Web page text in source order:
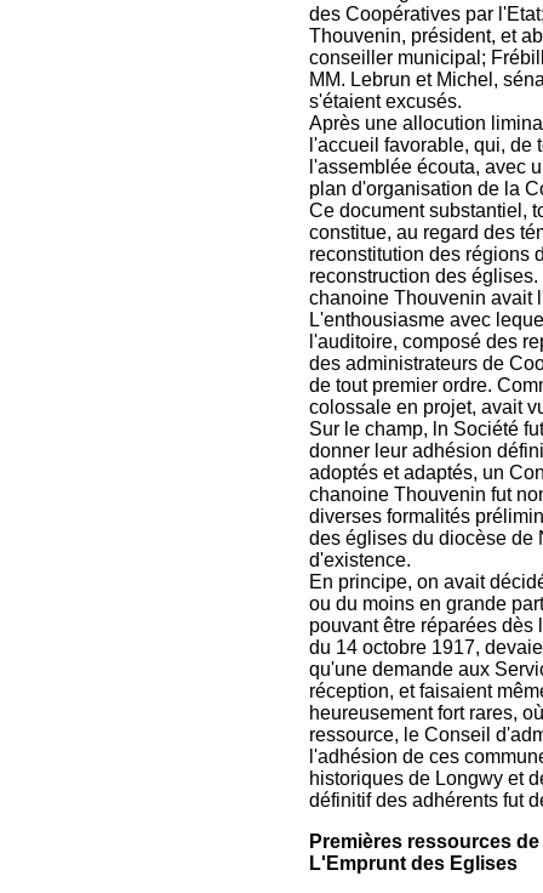
des Coopératives par
Thouvenin, président, et
conseiller municipal;
MM. Lebrun et Michel,
s'étaient excusés.
Après une allocution
l'accueil favorable, qui, de
l'assemblée écouta, avec
plan d'organisation de la
Ce document substantiel,
constitue, au regard des
reconstitution des régions
reconstruction des
chanoine Thouvenin avait
L'enthousiasme avec
l'auditoire, composé des
des administrateurs de
de tout premier ordre.
colossale en projet, avait
Sur le champ, ln Société
donner leur adhésion
adoptés et adaptés, un
chanoine Thouvenin fut
diverses formalités
des églises du diocèse de
d'existence.
En principe, on avait
ou du moins en grande
pouvant être réparées
du 14 octobre 1917,
qu'une demande aux
réception, et faisaient
heureusement fort rares,
ressource, le Conseil
l'adhésion de ces
historiques de Longwy et
définitif des adhérents fut
Premières ressources
L'Emprunt des Eglises